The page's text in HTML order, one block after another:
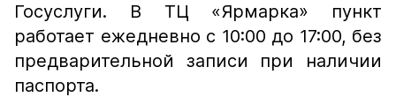
Госуслуги. В ТЦ «Ярмарка» пункт
работает ежедневно с 10:00 до 17:00, без
предварительной записи при наличии
паспорта.